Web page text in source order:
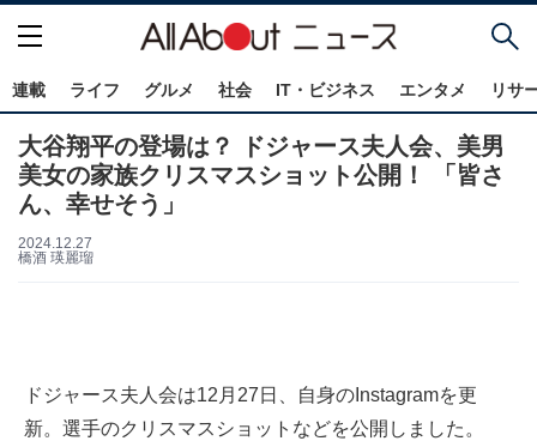
連載 ライフ グルメ 社会 IT・ビジネス エンタメ リサ
大谷翔平の登場は？ ドジャース夫人会、美男
美女の家族クリスマスショット公開！ 「皆さ
ん、幸せそう」
2024.12.27
橋酒 瑛麗瑠
ドジャース夫人会は12月27日、自身のInstagramを更
新。選手のクリスマスショットなどを公開しました。